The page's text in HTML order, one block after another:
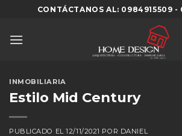
content
CONTÁCTANOS AL: 0984915509
INMOBILIARIA
Estilo Mid Century
PUBLICADO EL12/11/2021 POR DANIEL